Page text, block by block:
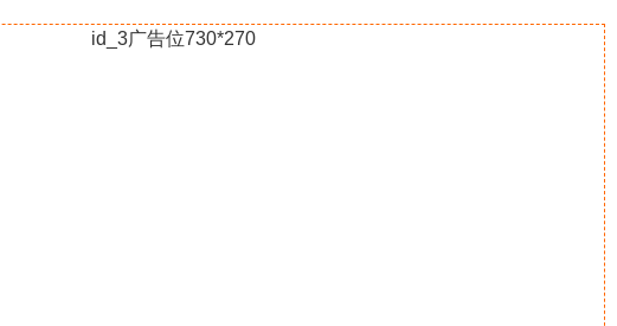
id_3广告位730*270